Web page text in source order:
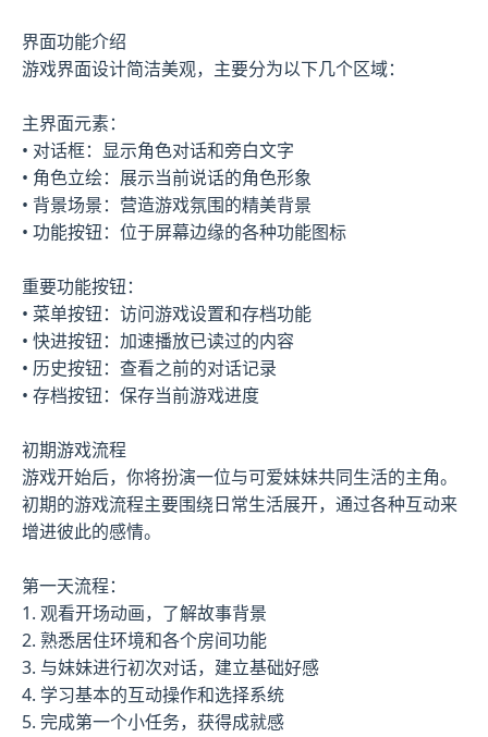
界面功能介绍
游戏界面设计简洁美观，主要分为以下几个区域：
主界面元素：
• 对话框：显示角色对话和旁白文字
• 角色立绘：展示当前说话的角色形象
• 背景场景：营造游戏氛围的精美背景
• 功能按钮：位于屏幕边缘的各种功能图标
重要功能按钮：
• 菜单按钮：访问游戏设置和存档功能
• 快进按钮：加速播放已读过的内容
• 历史按钮：查看之前的对话记录
• 存档按钮：保存当前游戏进度
初期游戏流程
游戏开始后，你将扮演一位与可爱妹妹共同生活的主角。
初期的游戏流程主要围绕日常生活展开，通过各种互动来
增进彼此的感情。
第一天流程：
1. 观看开场动画，了解故事背景
2. 熟悉居住环境和各个房间功能
3. 与妹妹进行初次对话，建立基础好感
4. 学习基本的互动操作和选择系统
5. 完成第一个小任务，获得成就感